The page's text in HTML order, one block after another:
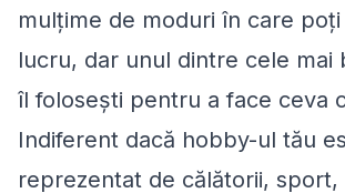
mulțime de moduri în care
lucru, dar unul dintre cele mai
îl folosești pentru a face ceva
Indiferent dacă hobby-ul tău
reprezentat de călătorii, sport,